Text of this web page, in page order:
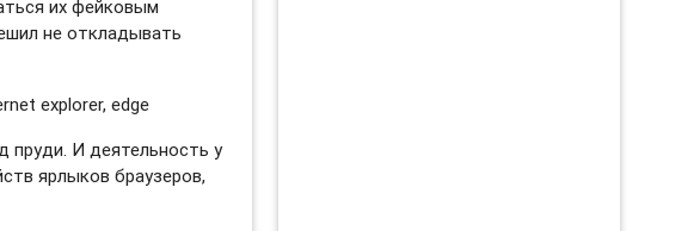
их фейковым
не откладывать
пруди. И деятельность у
ярлыков браузеров,